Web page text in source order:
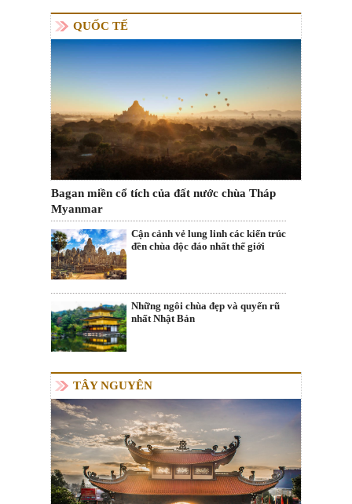
QUỐC TẾ
Bagan miền cổ tích của đất nước chùa Tháp
Myanmar
Cận cảnh vẻ lung linh các kiến trúc
đền chùa độc đáo nhất thế giới
Những ngôi chùa đẹp và quyến rũ
nhất Nhật Bản
TÂY NGUYÊN